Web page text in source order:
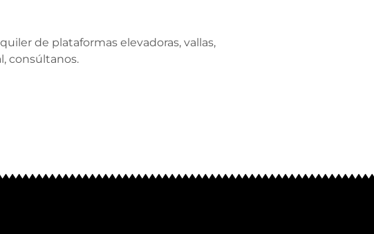
de plataformas elevadoras, vallas,
consúltanos.